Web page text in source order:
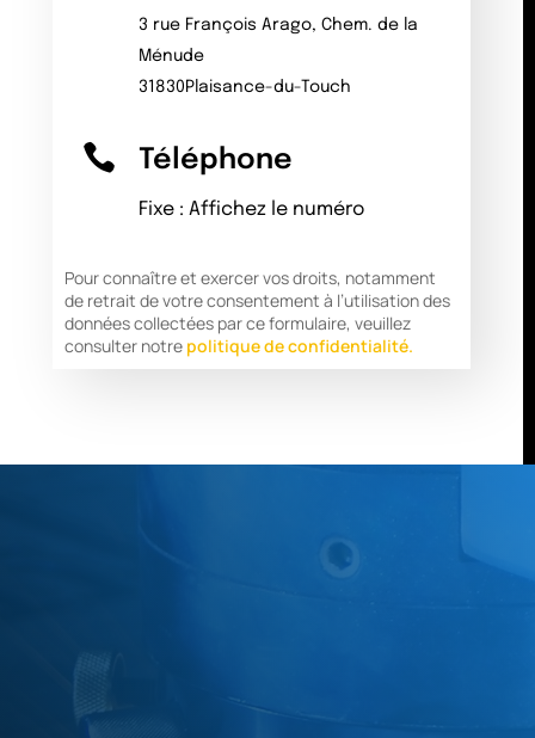
3 rue François Arago, Chem. de la
Ménude
31830Plaisance-du-Touch
 Téléphone
Fixe :Affichez le numéro
Pour connaître et exercer vos droits, notamment
de retrait de votre consentement à l’utilisation des
données collectées par ce formulaire, veuillez
consulter notre politique de confidentialité.